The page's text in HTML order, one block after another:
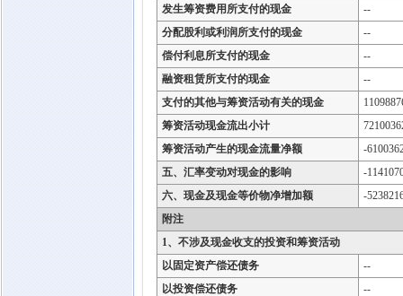
发生筹资费用所支付的现金
--
分配股利或利润所支付的现金
--
偿付利息所支付的现金
--
融资租赁所支付的现金
--
支付的其他与筹资活动有关的现金
筹资活动现金流出小计
筹资活动产生的现金流量净额
-
五、汇率变动对现金的影响
-
六、现金及现金等价物净增加额
-
附注
1、不涉及现金收支的投资和筹资活动
以固定资产偿还债务
--
以投资偿还债务
--